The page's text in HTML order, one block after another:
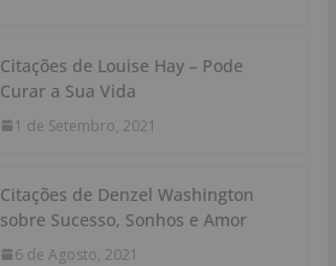
Citações de Louise Hay – Pode
Curar a Sua Vida
1 de Setembro, 2021
Citações de Denzel Washington
sobre Sucesso, Sonhos e Amor
6 de Agosto, 2021